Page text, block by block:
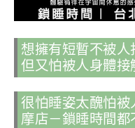
想擁有短暫不被
但又怕被人身體接
很怕睡姿太醜怕
摩店－鎖睡時間都